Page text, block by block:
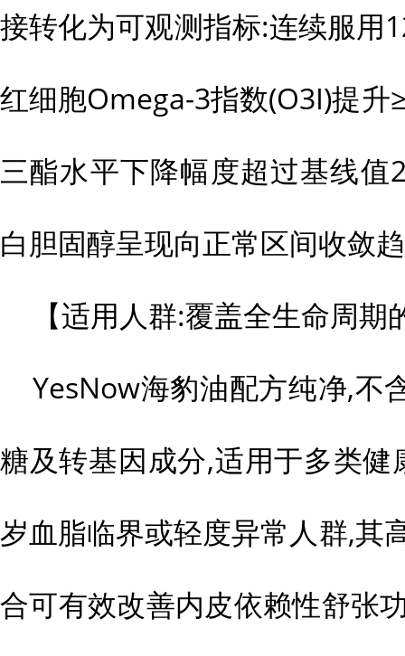
接转化为可观测指标:连续服用
红细胞Omega-3指数(O3I)提升
三酯水平下降幅度超过基线值
白胆固醇呈现向正常区间收敛
【适用人群:覆盖全生命周
YesNow海豹油配方纯净,不
糖及转基因成分,适用于多类
岁血脂临界或轻度异常人群,其
合可有效改善内皮依赖性舒张